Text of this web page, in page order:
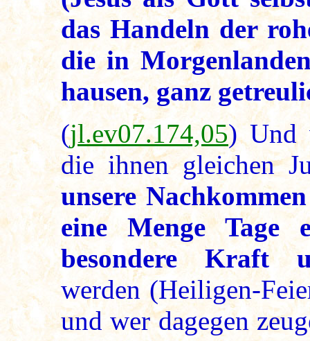
das Handeln der
die in
hausen, ganz
(jl.ev07.174,05) Und
die ihnen gleichen
unsere
eine Menge Tage
besondere Kraft
werden (Heiligen-
und wer dagegen